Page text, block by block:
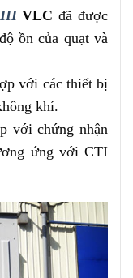
VLC đã được
ồn của quạt và
với các thiết bị
khí.
với chứng nhận
ứng với CTI